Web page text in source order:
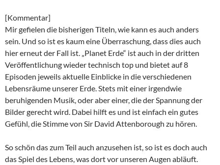
[Kommentar]
Mir gefielen die bisherigen Titeln, wie kann es auch anders
sein. Und so ist es kaum eine Überraschung, dass dies auch
hier erneut der Fall ist. „Planet Erde“ ist auch in der dritten
Veröffentlichung wieder technisch top und bietet auf 8
Episoden jeweils aktuelle Einblicke in die verschiedenen
Lebensräume unserer Erde. Stets mit einer irgendwie
beruhigenden Musik, oder aber einer, die der Spannung der
Bilder gerecht wird. Dabei hilft es und ist einfach ein gutes
Gefühl, die Stimme von Sir David Attenborough zu hören.
So schön das zum Teil auch anzusehen ist, so ist es doch auch
das Spiel des Lebens, was dort vor unseren Augen abläuft.